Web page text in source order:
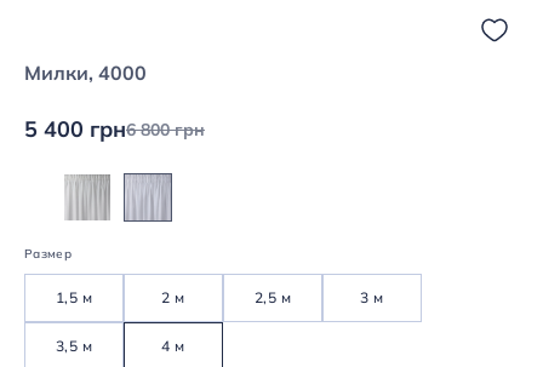
Милки, 4000
5 400 грн6 800 грн
Размер
1,5 м 2 м 2,5 м 3 м
3,5 м 4 м